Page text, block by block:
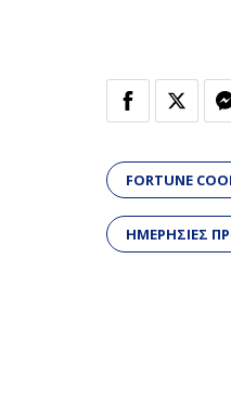
FORTUNE
ΗΜΕΡΗΣΙΕΣ